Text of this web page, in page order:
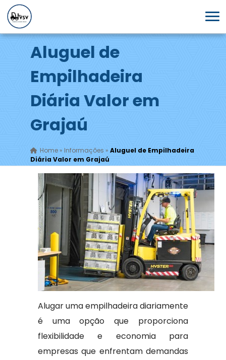
Aluguel de
Empilhadeira
Diária Valor em
Grajaú
Home» Informações » Aluguel de Empilhadeira
Diária Valor em Grajaú
Alugar uma empilhadeira diariamente
é uma opção que proporciona
flexibilidade e economia para
empresas que enfrentam demandas